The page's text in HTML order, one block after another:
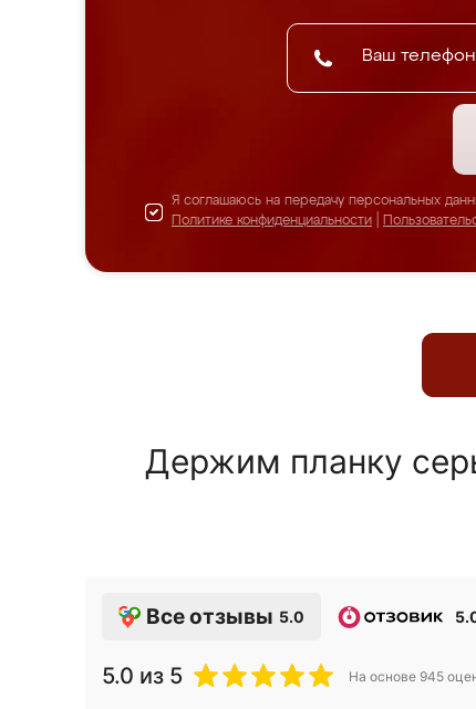
Я соглашаюсь на передачу персональных
Политике конфиденциальности
Держим планку
Все отзывы 5.0
5.0 из 5 На основе 945